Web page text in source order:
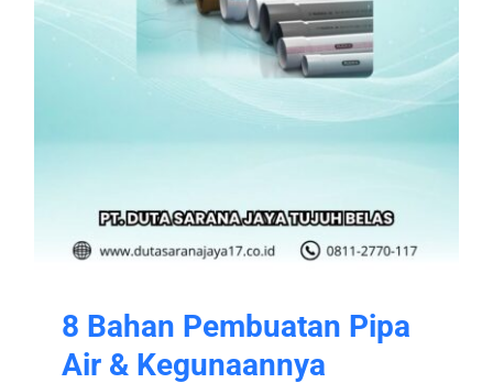
8 Bahan Pembuatan Pipa
Air & Kegunaannya